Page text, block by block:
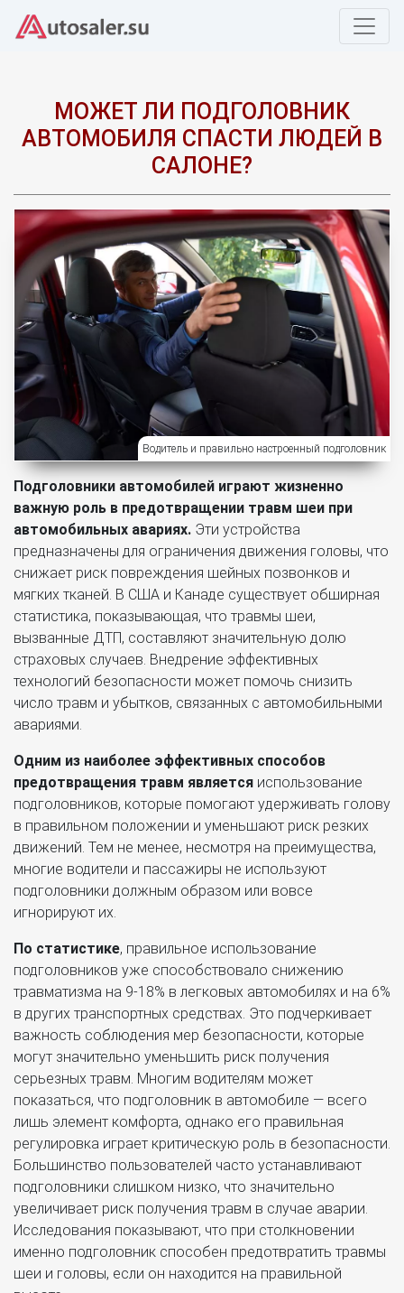
МОЖЕТ ЛИ ПОДГОЛОВНИК
АВТОМОБИЛЯ СПАСТИ ЛЮДЕЙ В
САЛОНЕ?
Водитель и правильно настроенный подголовник
Подголовники автомобилей играют жизненно
важную роль в предотвращении травм шеи при
автомобильных авариях. Эти устройства
предназначены для ограничения движения головы, что
снижает риск повреждения шейных позвонков и
мягких тканей. В США и Канаде существует обширная
статистика, показывающая, что травмы шеи,
вызванные ДТП, составляют значительную долю
страховых случаев. Внедрение эффективных
технологий безопасности может помочь снизить
число травм и убытков, связанных с автомобильными
авариями.
Одним из наиболее эффективных способов
предотвращения травм является использование
подголовников, которые помогают удерживать голову
в правильном положении и уменьшают риск резких
движений. Тем не менее, несмотря на преимущества,
многие водители и пассажиры не используют
подголовники должным образом или вовсе
игнорируют их.
По статистике, правильное использование
подголовников уже способствовало снижению
травматизма на 9-18% в легковых автомобилях и на 6%
в других транспортных средствах. Это подчеркивает
важность соблюдения мер безопасности, которые
могут значительно уменьшить риск получения
серьезных травм. Многим водителям может
показаться, что подголовник в автомобиле — всего
лишь элемент комфорта, однако его правильная
регулировка играет критическую роль в безопасности.
Большинство пользователей часто устанавливают
подголовники слишком низко, что значительно
увеличивает риск получения травм в случае аварии.
Исследования показывают, что при столкновении
именно подголовник способен предотвратить травмы
шеи и головы, если он находится на правильной